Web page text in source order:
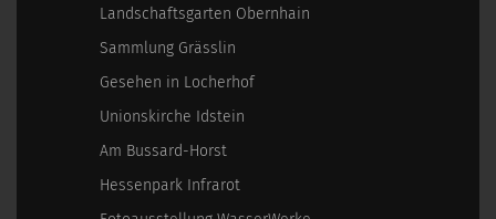
Landschaftsgarten Obernhain
Sammlung Grässlin
Gesehen in Locherhof
Unionskirche Idstein
Am Bussard-Horst
Hessenpark Infrarot